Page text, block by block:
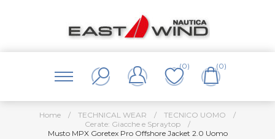
(0) (0)
Home / TECHNICAL WEAR / TECNICO UOMO
/
Cerate: Giacche e Spraytop
/
Musto MPX Goretex Pro Offshore Jacket 2.0 Uomo